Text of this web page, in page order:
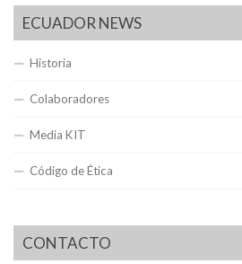
ECUADOR NEWS
Historia
Colaboradores
Media KIT
Código de Ética
CONTACTO